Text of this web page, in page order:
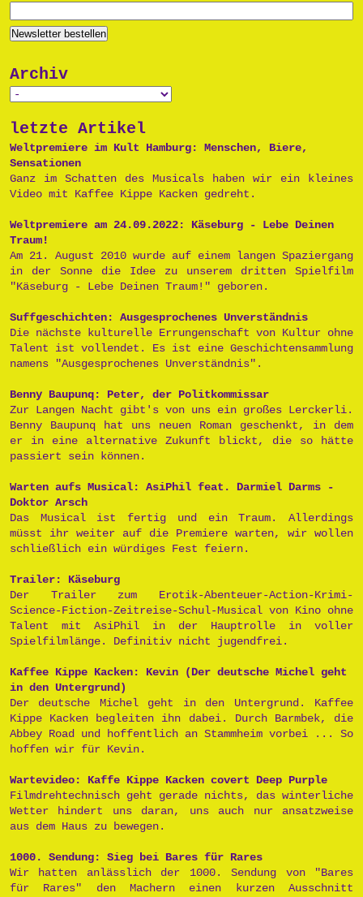
Archiv
letzte Artikel
Weltpremiere im Kult Hamburg: Menschen, Biere,
Sensationen
Ganz im Schatten des Musicals haben wir ein kleines
Video mit Kaffee Kippe Kacken gedreht.
Weltpremiere am 24.09.2022: Käseburg - Lebe Deinen
Traum!
Am 21. August 2010 wurde auf einem langen Spaziergang
in der Sonne die Idee zu unserem dritten Spielfilm
"Käseburg - Lebe Deinen Traum!" geboren.
Suffgeschichten: Ausgesprochenes Unverständnis
Die nächste kulturelle Errungenschaft von Kultur ohne
Talent ist vollendet. Es ist eine Geschichtensammlung
namens "Ausgesprochenes Unverständnis".
Benny Baupunq: Peter, der Politkommissar
Zur Langen Nacht gibt's von uns ein großes Lerckerli.
Benny Baupunq hat uns neuen Roman geschenkt, in dem
er in eine alternative Zukunft blickt, die so hätte
passiert sein können.
Warten aufs Musical: AsiPhil feat. Darmiel Darms -
Doktor Arsch
Das Musical ist fertig und ein Traum. Allerdings
müsst ihr weiter auf die Premiere warten, wir wollen
schließlich ein würdiges Fest feiern.
Trailer: Käseburg
Der Trailer zum Erotik-Abenteuer-Action-Krimi-
Science-Fiction-Zeitreise-Schul-Musical von Kino ohne
Talent mit AsiPhil in der Hauptrolle in voller
Spielfilmlänge. Definitiv nicht jugendfrei.
Kaffee Kippe Kacken: Kevin (Der deutsche Michel geht
in den Untergrund)
Der deutsche Michel geht in den Untergrund. Kaffee
Kippe Kacken begleiten ihn dabei. Durch Barmbek, die
Abbey Road und hoffentlich an Stammheim vorbei ... So
hoffen wir für Kevin.
Wartevideo: Kaffe Kippe Kacken covert Deep Purple
Filmdrehtechnisch geht gerade nichts, das winterliche
Wetter hindert uns daran, uns auch nur ansatzweise
aus dem Haus zu bewegen.
1000. Sendung: Sieg bei Bares für Rares
Wir hatten anlässlich der 1000. Sendung von "Bares
für Rares" den Machern einen kurzen Ausschnitt